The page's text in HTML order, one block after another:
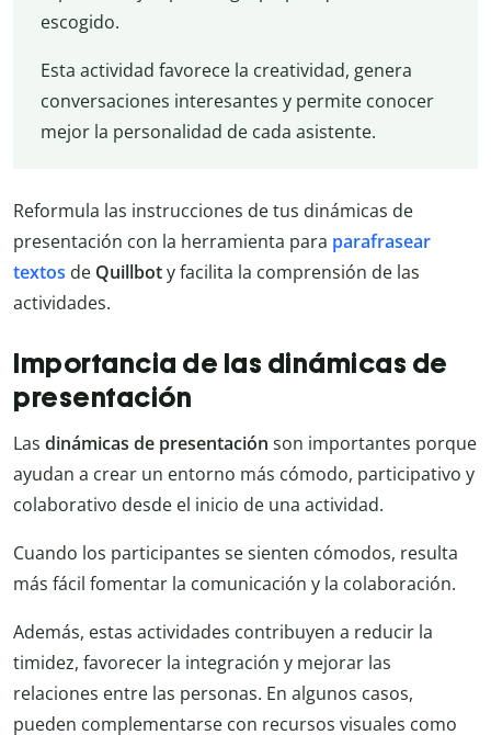
escogido.
Esta actividad favorece la creatividad, genera
conversaciones interesantes y permite conocer
mejor la personalidad de cada asistente.
Reformula las instrucciones de tus dinámicas de
presentación con la herramienta para parafrasear
textos de Quillboty facilita la comprensión de las
actividades.
Importancia de las dinámicas de
presentación
Las dinámicas de presentación son importantes porque
ayudan a crear un entorno más cómodo, participativo y
colaborativo desde el inicio de una actividad.
Cuando los participantes se sienten cómodos, resulta
más fácil fomentar la comunicación y la colaboración.
Además, estas actividades contribuyen a reducir la
timidez, favorecer la integración y mejorar las
relaciones entre las personas. En algunos casos,
pueden complementarse con recursos visuales como